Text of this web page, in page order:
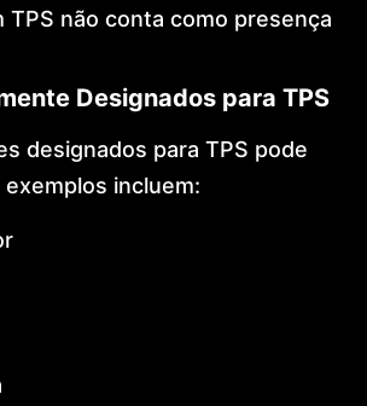
TPS não conta como presença
Designados para TPS
designados para TPS pode
incluem: